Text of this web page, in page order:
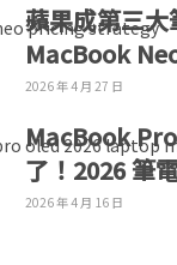
蘋果成第三大
MacBook
2026 年 4 月 27 日
MacBook
了！2026 筆
2026 年 4 月 16 日